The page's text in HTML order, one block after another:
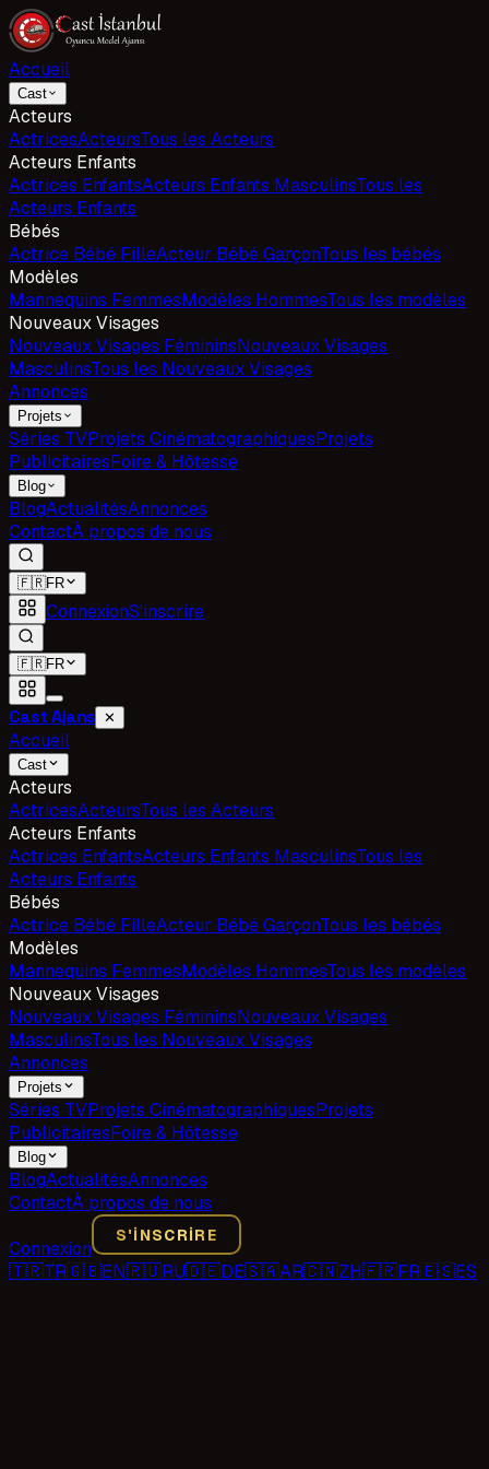
Accueil
Cast
Acteurs
ActricesActeursTous les Acteurs
Acteurs Enfants
Actrices EnfantsActeurs Enfants MasculinsTous les
Acteurs Enfants
Bébés
Actrice Bébé FilleActeur Bébé GarçonTous les bébés
Modèles
Mannequins FemmesModèles HommesTous les modèles
Nouveaux Visages
Nouveaux Visages FémininsNouveaux Visages
MasculinsTous les Nouveaux Visages
Annonces
Projets
Séries TVProjets CinématographiquesProjets
PublicitairesFoire & Hôtesse
Blog
BlogActualitésAnnonces
ContactÀ propos de nous
🇫🇷FR
ConnexionS'inscrire
🇫🇷FR
Cast Ajans ✕
Accueil
Cast
Acteurs
ActricesActeursTous les Acteurs
Acteurs Enfants
Actrices EnfantsActeurs Enfants MasculinsTous les
Acteurs Enfants
Bébés
Actrice Bébé FilleActeur Bébé GarçonTous les bébés
Modèles
Mannequins FemmesModèles HommesTous les modèles
Nouveaux Visages
Nouveaux Visages FémininsNouveaux Visages
MasculinsTous les Nouveaux Visages
Annonces
Projets
Séries TVProjets CinématographiquesProjets
PublicitairesFoire & Hôtesse
Blog
BlogActualitésAnnonces
ContactÀ propos de nous
Connexion
S'INSCRIRE
🇹🇷TR🇬🇧EN🇷🇺RU🇩🇪DE🇸🇦AR🇨🇳ZH🇫🇷FR🇪🇸ES